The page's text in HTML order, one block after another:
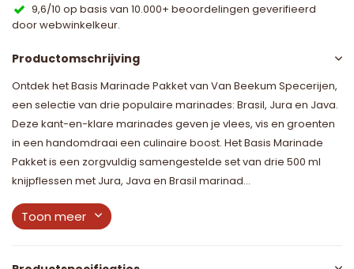
9,6/10 op basis van 10.000+ beoordelingen geverifieerd
door webwinkelkeur.
Productomschrijving
Ontdek het Basis Marinade Pakket van Van Beekum Specerijen,
een selectie van drie populaire marinades: Brasil, Jura en Java.
Deze kant-en-klare marinades geven je vlees, vis en groenten
in een handomdraai een culinaire boost. Het Basis Marinade
Pakket is een zorgvuldig samengestelde set van drie 500 ml
knijpflessen met Jura, Java en Brasil marinad...
Toon meer